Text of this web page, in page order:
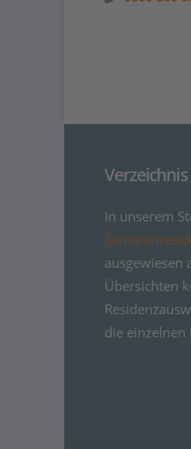
Verzeichnis
In unserem
ausgewiesen
Übersichten
die einzelnen